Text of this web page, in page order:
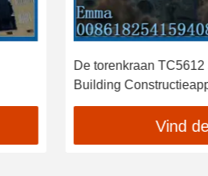
De torenkraan
Building
Vind